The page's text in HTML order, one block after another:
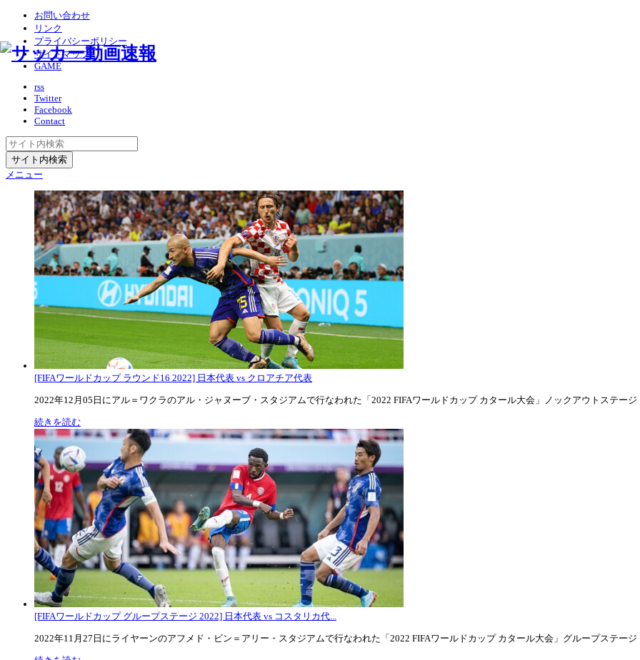
お問い合わせ
リンク
プライバシーポリシー
サイトマップ
GAME
rss
Twitter
Facebook
Contact
メニュー
[FIFAワールドカップ ラウンド16 2022] 日本代表 vs クロアチア代表
2022年12月05日にアル＝ワクラのアル・ジャヌーブ・スタジアムで行なわれた「2022 FIFAワールドカップ カタール大会」ノックアウトステージ
続きを読む
[FIFAワールドカップ グループステージ 2022] 日本代表 vs コスタリカ代...
2022年11月27日にライヤーンのアフメド・ビン＝アリー・スタジアムで行なわれた「2022 FIFAワールドカップ カタール大会」グループステージ